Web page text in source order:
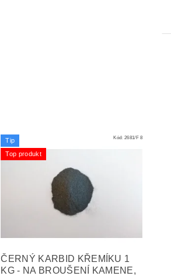
Tip
Top produkt
Kód: 2681/F 8
ČERNÝ KARBID KŘEMÍKU 1
KG - NA BROUŠENÍ KAMENE,